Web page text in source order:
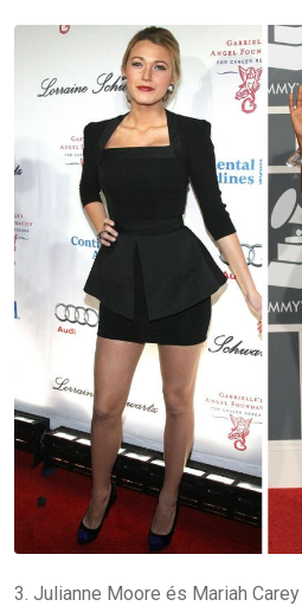
3. Julianne Moore és Mariah Carey